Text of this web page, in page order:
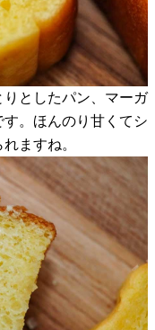
としたパン、マーガ
。ほんのり甘くてシ
ますね。